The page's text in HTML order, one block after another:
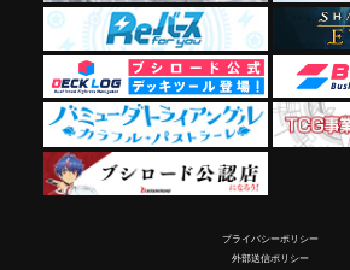
プライバシーポリシー
外部送信ポリシー